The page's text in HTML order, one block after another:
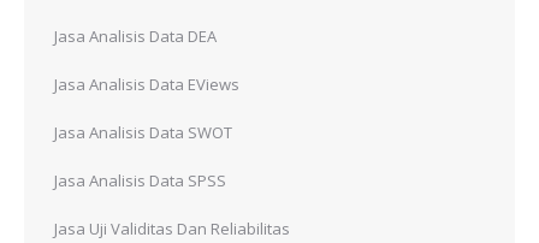
Jasa Analisis Data DEA
Jasa Analisis Data EViews
Jasa Analisis Data SWOT
Jasa Analisis Data SPSS
Jasa Uji Validitas Dan Reliabilitas